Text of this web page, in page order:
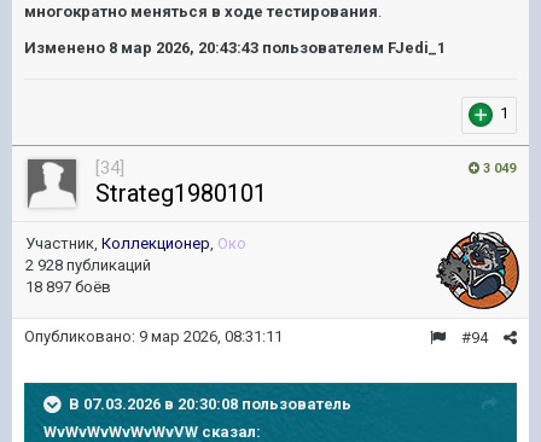
многократно меняться в ходе тестирования.
Изменено 8 мар 2026, 20:43:43 пользователем FJedi_1
1
3 049
[34]
Strateg1980101
Участник, Коллекционер, Око
2 928 публикаций
18 897 боёв
#94
Опубликовано: 9 мар 2026, 08:31:11
В 07.03.2026 в 20:30:08 пользователь
WvWvWvWvWvWvVW сказал: